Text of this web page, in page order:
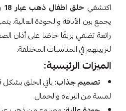
اكتشفي حلق اطفال ذهب عيار 18
يجمع بين الأناقة والجودة العالية.
رائعة تضفي بريقًا خاصًا على أذان
لتزيينهم في المناسبات المختلفة.
الميزات الرئيسية:
تصميم جذاب: يأتي الحلق
لمسة من البراءة والجمال.